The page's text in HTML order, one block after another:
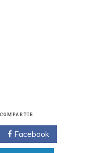
COMPARTIR
Facebook